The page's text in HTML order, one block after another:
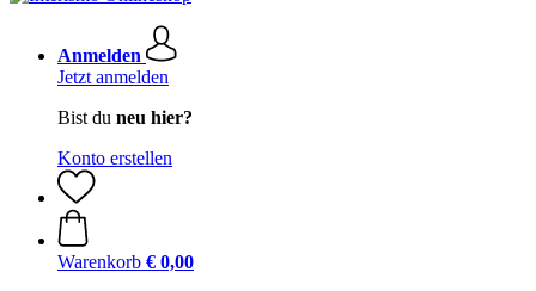
Anmelden
Jetzt anmelden
Bist du neu hier?
Konto erstellen
Warenkorb € 0,00